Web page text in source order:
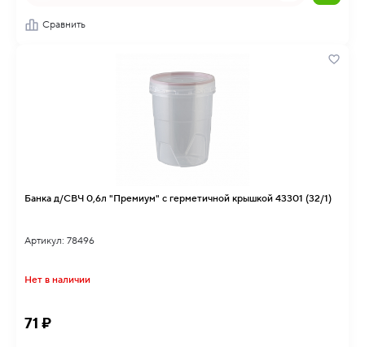
Сравнить
Банка д/СВЧ 0,6л "Премиум" с герметичной крышкой 43301 (32/1)
Артикул: 78496
Нет в наличии
71 ₽